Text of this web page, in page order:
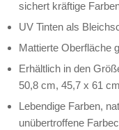
sichert kräftige
UV Tinten als
Mattierte Oberfläche
Erhältlich in den
50,8 cm, 45,7 x 61
Lebendige Farben,
unübertroffene